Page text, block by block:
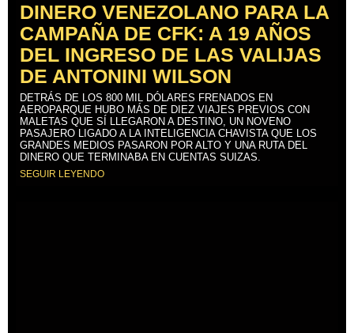
DINERO VENEZOLANO PARA LA
CAMPAÑA DE CFK: A 19 AÑOS
DEL INGRESO DE LAS VALIJAS
DE ANTONINI WILSON
DETRÁS DE LOS 800 MIL DÓLARES FRENADOS EN
AEROPARQUE HUBO MÁS DE DIEZ VIAJES PREVIOS CON
MALETAS QUE SÍ LLEGARON A DESTINO, UN NOVENO
PASAJERO LIGADO A LA INTELIGENCIA CHAVISTA QUE LOS
GRANDES MEDIOS PASARON POR ALTO Y UNA RUTA DEL
DINERO QUE TERMINABA EN CUENTAS SUIZAS.
SEGUIR LEYENDO